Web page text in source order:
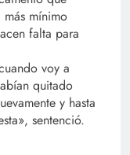
mínimo
falta para
voy a
quitado
y hasta
sentenció.